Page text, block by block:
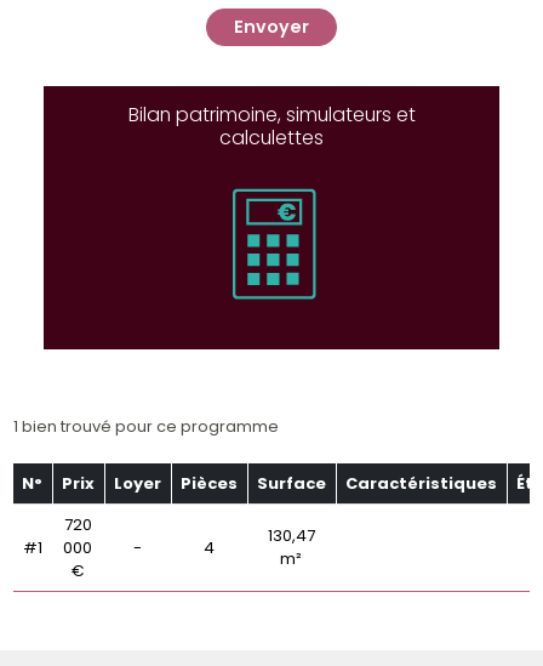
Envoyer
Bilan patrimoine, simulateurs et
calculettes
1 bien trouvé pour ce programme
N° Prix Loyer Pièces Surface Caractéristiques
#1
720
000
€
- 4
130,47
m²